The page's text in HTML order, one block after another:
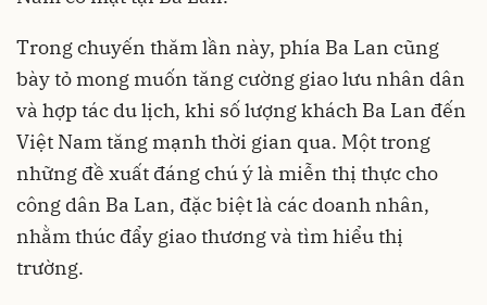
Trong chuyến thăm lần này, phía Ba Lan cũng
bày tỏ mong muốn tăng cường giao lưu nhân dân
và hợp tác du lịch, khi số lượng khách Ba Lan đến
Việt Nam tăng mạnh thời gian qua. Một trong
những đề xuất đáng chú ý là miễn thị thực cho
công dân Ba Lan, đặc biệt là các doanh nhân,
nhằm thúc đẩy giao thương và tìm hiểu thị
trường.